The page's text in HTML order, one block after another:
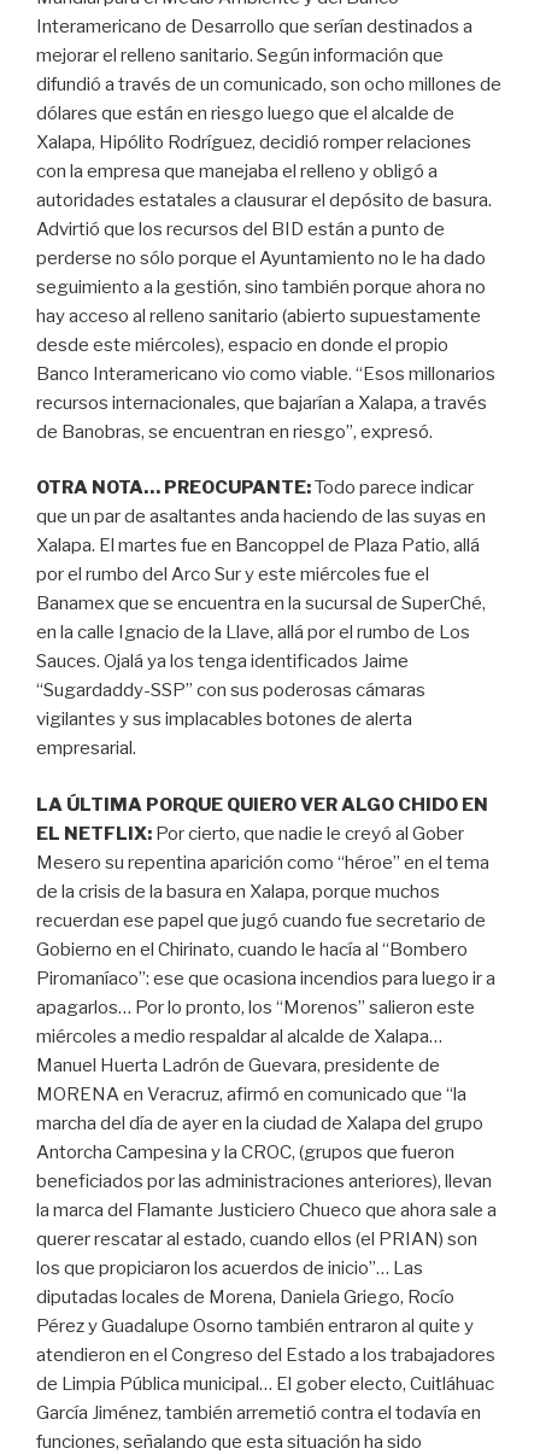
Interamericano de Desarrollo que serían destinados a
mejorar el relleno sanitario. Según información que
difundió a través de un comunicado, son ocho millones de
dólares que están en riesgo luego que el alcalde de
Xalapa, Hipólito Rodríguez, decidió romper relaciones
con la empresa que manejaba el relleno y obligó a
autoridades estatales a clausurar el depósito de basura.
Advirtió que los recursos del BID están a punto de
perderse no sólo porque el Ayuntamiento no le ha dado
seguimiento a la gestión, sino también porque ahora no
hay acceso al relleno sanitario (abierto supuestamente
desde este miércoles), espacio en donde el propio
Banco Interamericano vio como viable. “Esos millonarios
recursos internacionales, que bajarían a Xalapa, a través
de Banobras, se encuentran en riesgo”, expresó.
OTRA NOTA… PREOCUPANTE:Todo parece indicar
que un par de asaltantes anda haciendo de las suyas en
Xalapa. El martes fue en Bancoppel de Plaza Patio, allá
por el rumbo del Arco Sur y este miércoles fue el
Banamex que se encuentra en la sucursal de SuperChé,
en la calle Ignacio de la Llave, allá por el rumbo de Los
Sauces. Ojalá ya los tenga identificados Jaime
“Sugardaddy-SSP” con sus poderosas cámaras
vigilantes y sus implacables botones de alerta
empresarial.
LA ÚLTIMA PORQUE QUIERO VER ALGO CHIDO EN
EL NETFLIX: Por cierto, que nadie le creyó al Gober
Mesero su repentina aparición como “héroe” en el tema
de la crisis de la basura en Xalapa, porque muchos
recuerdan ese papel que jugó cuando fue secretario de
Gobierno en el Chirinato, cuando le hacía al “Bombero
Piromaníaco”: ese que ocasiona incendios para luego ir a
apagarlos… Por lo pronto, los “Morenos” salieron este
miércoles a medio respaldar al alcalde de Xalapa…
Manuel Huerta Ladrón de Guevara, presidente de
MORENA en Veracruz, afirmó en comunicado que “la
marcha del día de ayer en la ciudad de Xalapa del grupo
Antorcha Campesina y la CROC, (grupos que fueron
beneficiados por las administraciones anteriores), llevan
la marca del Flamante Justiciero Chueco que ahora sale a
querer rescatar al estado, cuando ellos (el PRIAN) son
los que propiciaron los acuerdos de inicio”… Las
diputadas locales de Morena, Daniela Griego, Rocío
Pérez y Guadalupe Osorno también entraron al quite y
atendieron en el Congreso del Estado a los trabajadores
de Limpia Pública municipal… El gober electo, Cuitláhuac
García Jiménez, también arremetió contra el todavía en
funciones, señalando que esta situación ha sido